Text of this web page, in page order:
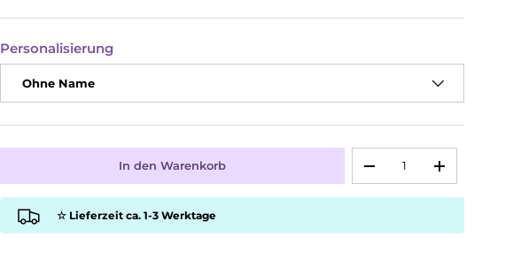
Personalisierung
Ohne Name
-
+
In den Warenkorb
☆ Lieferzeit ca. 1-3 Werktage